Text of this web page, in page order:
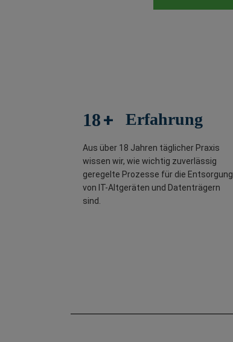
18+ Erfahrung
Aus über 18 Jahren täglicher Praxis
wissen wir, wie wichtig zuverlässig
geregelte Prozesse für die Entsorgung
von IT-Altgeräten und Datenträgern
sind.